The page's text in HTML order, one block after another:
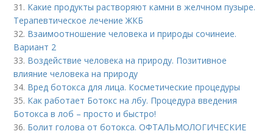
31. Какие продукты растворяют камни в желчном пузыре.
Терапевтическое лечение ЖКБ
32. Взаимоотношение человека и природы сочинеие.
Вариант 2
33. Воздействие человека на природу. Позитивное
влияние человека на природу
34. Вред ботокса для лица. Косметические процедуры
35. Как работает Ботокс на лбу. Процедура введения
Ботокса в лоб – просто и быстро!
36. Болит голова от ботокса. ОФТАЛЬМОЛОГИЧЕСКИЕ